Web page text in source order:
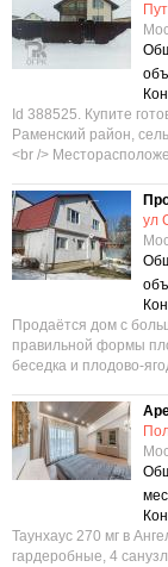
Id 388525. Купите
Раменский район,
<br />
ул
Продаётся дом с
правильной формы
беседка и плодово-
Таунхаус 270 мг в
гардеробные, 4